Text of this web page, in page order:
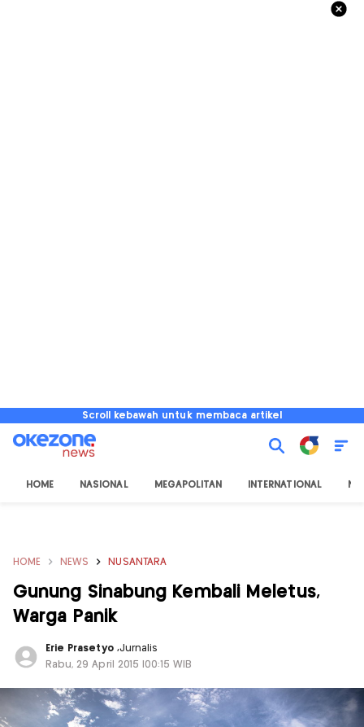
Scroll kebawah untuk membaca artikel
HOME NASIONAL MEGAPOLITAN INTERNATIONAL
HOME NEWS NUSANTARA
Gunung Sinabung Kembali Meletus,
Warga Panik
Erie Prasetyo ,Jurnalis
Rabu, 29 April 2015 |00:15 WIB